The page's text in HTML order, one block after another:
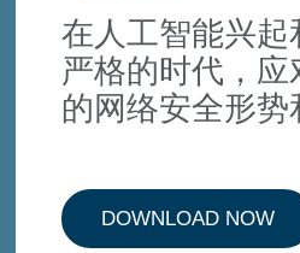
在人工智能兴起
严格的时代，应
的网络安全形
DOWNLOAD NOW